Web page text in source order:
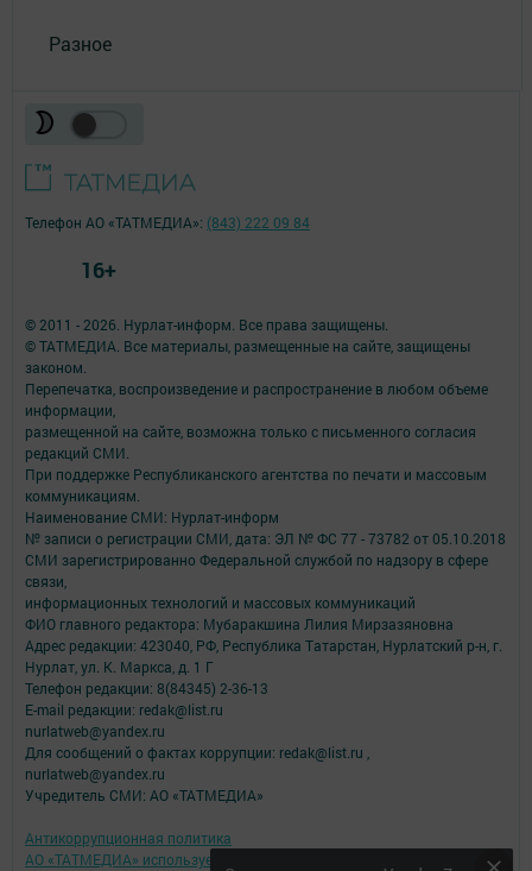
Разное
© 2011 - 2026. Нурлат-⁠информ. Все права защищены.
© ТАТМЕДИА. Все материалы, размещенные на сайте, защищены
законом.
Перепечатка, воспроизведение и распространение в любом объеме
информации,
размещенной на сайте, возможна только с письменного согласия
редакций СМИ.
При поддержке Республиканского агентства по печати и массовым
коммуникациям.
Наименование СМИ: Нурлат-⁠информ
№ записи о регистрации СМИ, дата: ЭЛ № ФС 77 -⁠ 73782 от 05.10.2018
СМИ зарегистрированно Федеральной службой по надзору в сфере
связи,
информационных технологий и массовых коммуникаций
ФИО главного редактора: Мубаракшина Лилия Мирзазяновна
Адрес редакции: 423040, РФ, Республика Татарстан, Нурлатский р-н, г.
Нурлат, ул. К. Маркса, д. 1 Г
Телефон редакции: 8(84345) 2-36-13
E-mail редакции: redak@list.ru
nurlatweb@yandex.ru
Для сообщений о фактах коррупции: redak@list.ru ,
nurlatweb@yandex.ru
Учредитель СМИ: АО «ТАТМЕДИА»
Антикоррупционная политика
АО «ТАТМЕДИА» использует «cookie»
для персонализации сервисов и
Телефон АО «ТАТМЕДИА»: (843) 222 09 84
16+